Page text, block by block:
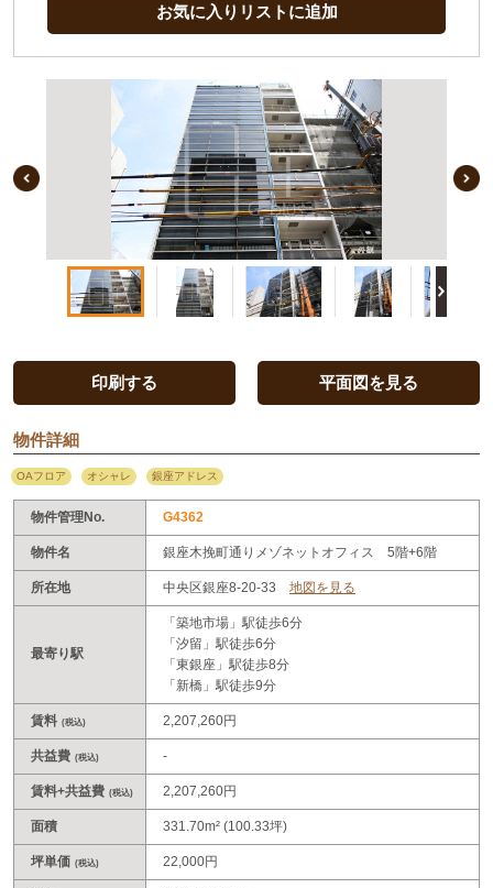
お気に入りリストに追加
Previous Image
印刷する 平面図を見る
物件詳細
OAフロア オシャレ 銀座アドレス
物件管理No. G4362
物件名 銀座木挽町通りメゾネットオフィス 5階+6階
所在地 中央区銀座8-20-33 地図を見る
最寄り駅
「築地市場」駅徒歩6分
「汐留」駅徒歩6分
「東銀座」駅徒歩8分
「新橋」駅徒歩9分
賃料 (税込) 2,207,260円
共益費 (税込) -
賃料+共益費 (税込) 2,207,260円
面積 331.70m² (100.33坪)
坪単価 (税込) 22,000円